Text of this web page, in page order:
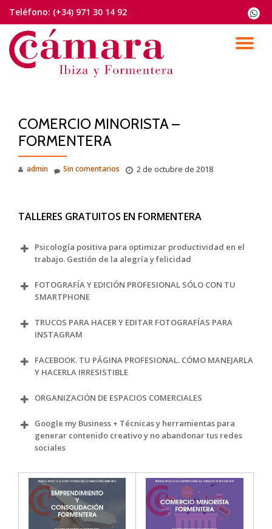
Saltar
contenido
Teléfono: (+34) 971 30 14 92
fa-
COMERCIO MINORISTA –
FORMENTERA
admin 2 de octubre de 2018
Sin comentarios
TALLERES GRATUITOS EN FORMENTERA
Psicología positiva para optimizar productividad en el
trabajo. Gestión de la alegría y felicidad
Ibiza y el pequeño/mediano comercio.
Objetivos fundamentales de toda empresa:
optimizar la productividad y las ventas
positivo en el trabajo:
Organización y eficiencia personal
Compromiso de los trabajadores
FOTOGRAFÍA Y EDICIÓN PROFESIONAL SÓLO CON TU
SMARTPHONE
TRUCOS PARA HACER Y EDITAR FOTOGRAFÍAS PARA
INSTAGRAM
FACEBOOK. TU PÁGINA PROFESIONAL. CÓMO MANEJARLA
Y HACERLA IRRESISTIBLE
ORGANIZACIÓN DE ESPACIOS COMERCIALES
Google my Business + Técnicas y herramientas para
generar contenido creativo y no abandonar tus redes
sociales